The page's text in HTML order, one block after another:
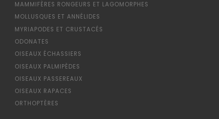
MAMMIFÈRES RONGEURS ET LAGOMORPHES
MOLLUSQUES ET ANNÉLIDES
MYRIAPODES ET CRUSTACÉS
ODONATES
OISEAUX ÉCHASSIERS
OISEAUX PALMIPÈDES
OISEAUX PASSEREAUX
OISEAUX RAPACES
ORTHOPTÈRES